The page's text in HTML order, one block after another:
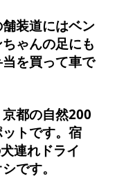
装道にはベン
ゃんの足にも
を買って車で
京都の自然200
トです。宿
犬連れドライ
です。